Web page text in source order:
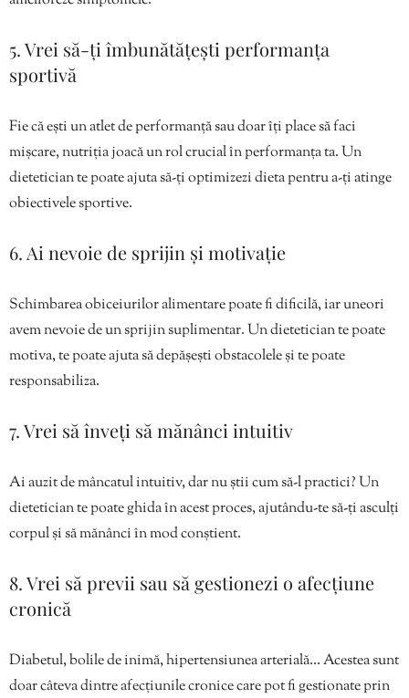
5. Vrei să-ți îmbunătățești performanța
sportivă
Fie că ești un atlet de performanță sau doar îți place să faci
mișcare, nutriția joacă un rol crucial în performanța ta. Un
dietetician te poate ajuta să-ți optimizezi dieta pentru a-ți atinge
obiectivele sportive.
6. Ai nevoie de sprijin și motivație
Schimbarea obiceiurilor alimentare poate fi dificilă, iar uneori
avem nevoie de un sprijin suplimentar. Un dietetician te poate
motiva, te poate ajuta să depășești obstacolele și te poate
responsabiliza.
7. Vrei să înveți să mănânci intuitiv
Ai auzit de mâncatul intuitiv, dar nu știi cum să-l practici? Un
dietetician te poate ghida în acest proces, ajutându-te să-ți asculți
corpul și să mănânci în mod conștient.
8. Vrei să previi sau să gestionezi o afecțiune
cronică
Diabetul, bolile de inimă, hipertensiunea arterială… Acestea sunt
doar câteva dintre afecțiunile cronice care pot fi gestionate prin